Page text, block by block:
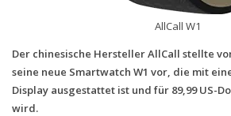
AllCall W1
Der chinesische Hersteller AllCall stellte
seine neue Smartwatch W1 vor, die mit
Display ausgestattet ist und für 89,99 US-
wird.